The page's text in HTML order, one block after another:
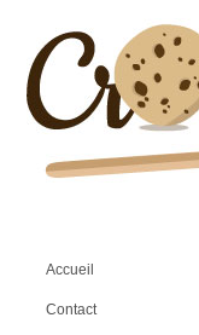
Accueil
Contact